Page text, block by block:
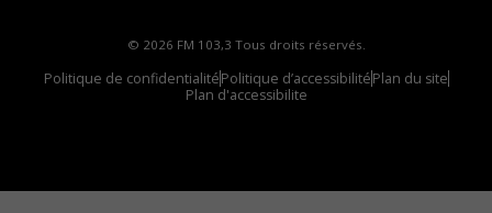
© 2026 FM 103,3 Tous droits réservés.
Politique de confidentialitéPolitique d’accessibilitéPlan du site
Plan d'accessibilite